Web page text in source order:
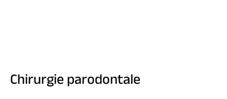
Chirurgie parodontale